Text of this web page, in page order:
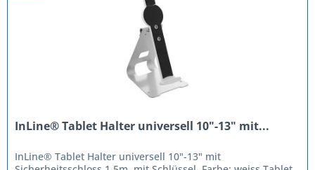
InLine® Tablet Halter universell 10"-13" mit...
InLine® Tablet Halter universell 10"-13" mit